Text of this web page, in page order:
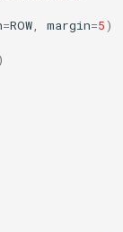
=ROW, margin=5)